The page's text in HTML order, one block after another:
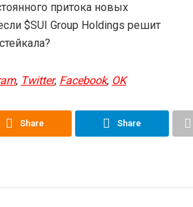
притока новых
$SUI Group Holdings решит
,Twitter,Facebook,OK
Share Share